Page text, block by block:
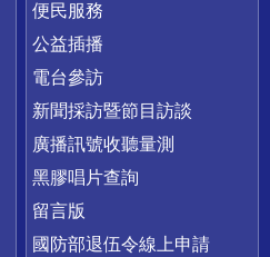
便民服務
公益插播
電台參訪
新聞採訪暨節目訪談
廣播訊號收聽量測
黑膠唱片查詢
留言版
國防部退伍令線上申請